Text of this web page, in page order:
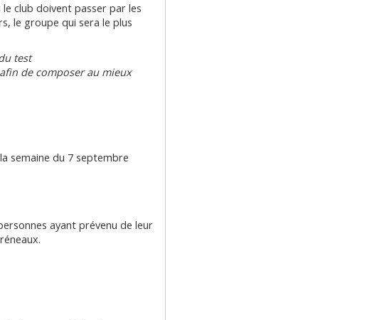
club doivent passer par les
le groupe qui sera le plus
test
de composer au mieux
semaine du 7 septembre
ayant prévenu de leur